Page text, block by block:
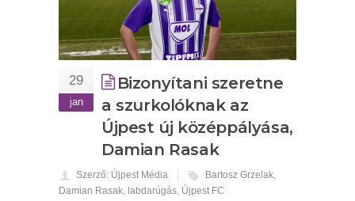
29
jan
Bizonyítani szeretne
a szurkolóknak az
Újpest új középpályása,
Damian Rasak
Szerző: Újpest Média Bartosz Grzelak,
Damian Rasak, labdarúgás, Újpest FC